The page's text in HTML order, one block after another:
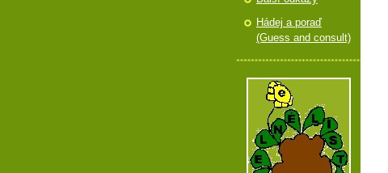
Hádej a poraď
(Guess and consult)